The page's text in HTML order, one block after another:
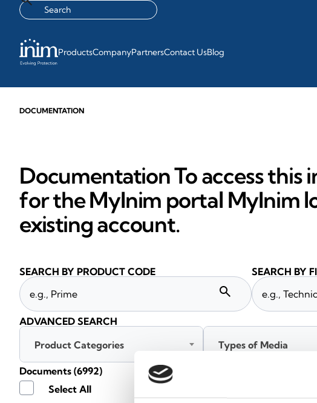
ProductsCompanyPartnersContact UsBlog
DOCUMENTATION
Documentation To access this
for the MyInim portal MyInim
existing account.
Documents (6992)
Select All
SEARCH BY PRODUCT CODE
search
SEARCH BY
ADVANCED SEARCH
Product Categories
Types of Media